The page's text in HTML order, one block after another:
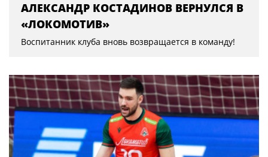
АЛЕКСАНДР КОСТАДИНОВ ВЕРНУЛСЯ В
«ЛОКОМОТИВ»
Воспитанник клуба вновь возвращается в команду!